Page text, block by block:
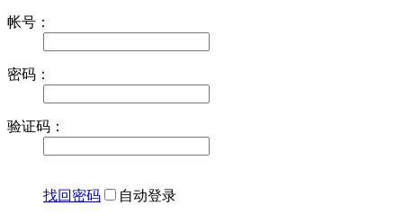
帐号：
密码：
验证码：
找回密码 自动登录